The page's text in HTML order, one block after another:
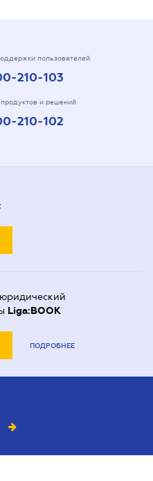
пользователей
210-103
и решений
210-102
Liga:BOOK
ПОДРОБНЕЕ